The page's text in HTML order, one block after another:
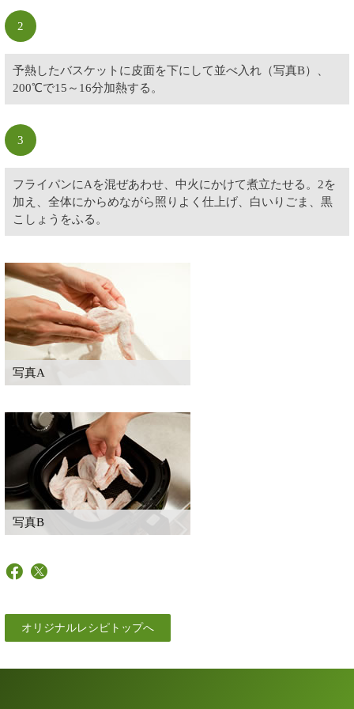
2
予熱したバスケットに皮面を下にして並べ入れ（写真B）、
200℃で15～16分加熱する。
3
フライパンにAを混ぜあわせ、中火にかけて煮立たせる。2を
加え、全体にからめながら照りよく仕上げ、白いりごま、黒
こしょうをふる。
写真A
写真B
オリジナルレシピトップへ